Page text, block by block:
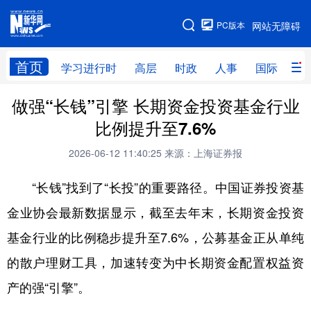
网站无障碍
PC版本
首页 学习进行时 高层 时政 人事 国际 财
网站地图
学习进行时 高层 时政 人事
财经 网评
全球连线
科技 科创 量子 体育
文化 书画 健康 军事
法律
做强“长钱”引擎 长期资金投资基金行业
比例提升至7.6%
2026-06-12 11:40:25 来源：上海证券报
“长钱”找到了“长投”的重要路径。中国证券投资基
金业协会最新数据显示，截至去年末，长期资金投资
基金行业的比例稳步提升至7.6%，公募基金正从单纯
的散户理财工具，加速转变为中长期资金配置权益资
产的强“引擎”。